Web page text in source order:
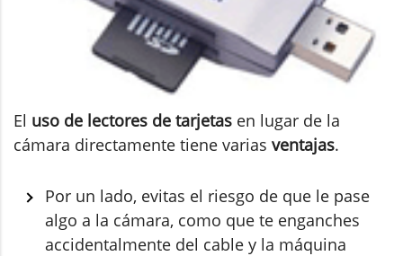
El uso de lectores de tarjetas en lugar de la
cámara directamente tiene varias ventajas.
Por un lado, evitas el riesgo de que le pase
algo a la cámara, como que te enganches
accidentalmente del cable y la máquina